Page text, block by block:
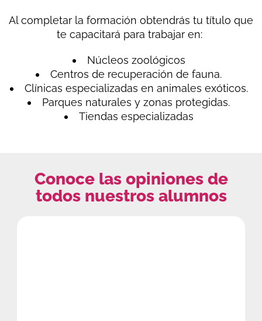
Al completar la formación obtendrás tu título que
te capacitará para trabajar en:
Núcleos zoológicos
Centros de recuperación de fauna.
Clínicas especializadas en animales exóticos.
Parques naturales y zonas protegidas.
Tiendas especializadas
Conoce las opiniones de
todos nuestros alumnos